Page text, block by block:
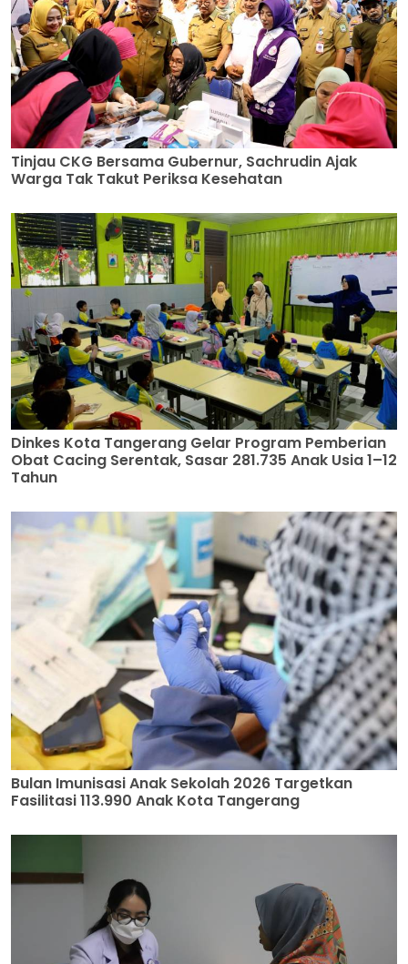
Tinjau CKG Bersama Gubernur, Sachrudin Ajak
Warga Tak Takut Periksa Kesehatan
Dinkes Kota Tangerang Gelar Program Pemberian
Obat Cacing Serentak, Sasar 281.735 Anak Usia 1–12
Tahun
Bulan Imunisasi Anak Sekolah 2026 Targetkan
Fasilitasi 113.990 Anak Kota Tangerang